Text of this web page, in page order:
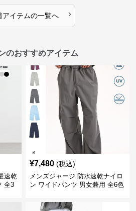
アイテムの一覧へ ›
のおすすめアイテム
速乾
全3
¥7,480 (税込)
メンズジャージ 防水速乾ナイロ
ン ワイドパンツ 男女兼用 全6色